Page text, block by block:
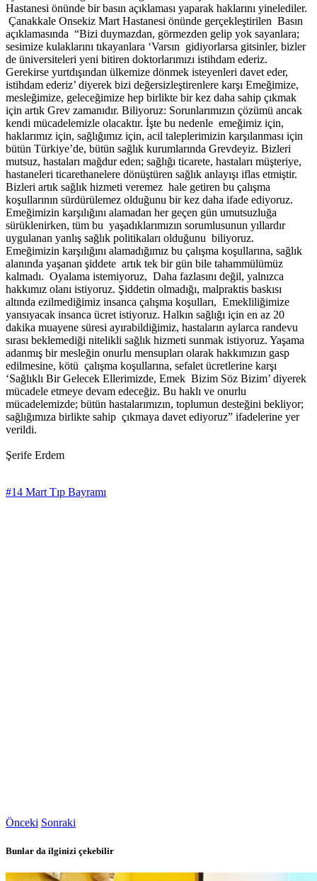
Hastanesi önünde bir basın açıklaması yaparak haklarını yinelediler.
Çanakkale Onsekiz Mart Hastanesi önünde gerçekleştirilen Basın
açıklamasında “Bizi duymazdan, görmezden gelip yok sayanlara;
sesimize kulaklarını tıkayanlara ‘Varsın gidiyorlarsa gitsinler, bizler
de üniversiteleri yeni bitiren doktorlarımızı istihdam ederiz.
Gerekirse yurtdışından ülkemize dönmek isteyenleri davet eder,
istihdam ederiz’ diyerek bizi değersizleştirenlere karşı Emeğimize,
mesleğimize, geleceğimize hep birlikte bir kez daha sahip çıkmak
için artık Grev zamanıdır. Biliyoruz: Sorunlarımızın çözümü ancak
kendi mücadelemizle olacaktır. İşte bu nedenle emeğimiz için,
haklarımız için, sağlığımız için, acil taleplerimizin karşılanması için
bütün Türkiye’de, bütün sağlık kurumlarında Grevdeyiz. Bizleri
mutsuz, hastaları mağdur eden; sağlığı ticarete, hastaları müşteriye,
hastaneleri ticarethanelere dönüştüren sağlık anlayışı iflas etmiştir.
Bizleri artık sağlık hizmeti veremez hale getiren bu çalışma
koşullarının sürdürülemez olduğunu bir kez daha ifade ediyoruz.
Emeğimizin karşılığını alamadan her geçen gün umutsuzluğa
sürüklenirken, tüm bu yaşadıklarımızın sorumlusunun yıllardır
uygulanan yanlış sağlık politikaları olduğunu biliyoruz.
Emeğimizin karşılığını alamadığımız bu çalışma koşullarına, sağlık
alanında yaşanan şiddete artık tek bir gün bile tahammülümüz
kalmadı. Oyalama istemiyoruz, Daha fazlasını değil, yalnızca
hakkımız olanı istiyoruz. Şiddetin olmadığı, malpraktis baskısı
altında ezilmediğimiz insanca çalışma koşulları, Emekliliğimize
yansıyacak insanca ücret istiyoruz. Halkın sağlığı için en az 20
dakika muayene süresi ayırabildiğimiz, hastaların aylarca randevu
sırası beklemediği nitelikli sağlık hizmeti sunmak istiyoruz. Yaşama
adanmış bir mesleğin onurlu mensupları olarak hakkımızın gasp
edilmesine, kötü çalışma koşullarına, sefalet ücretlerine karşı
‘Sağlıklı Bir Gelecek Ellerimizde, Emek Bizim Söz Bizim’ diyerek
mücadele etmeye devam edeceğiz. Bu haklı ve onurlu
mücadelemizde; bütün hastalarımızın, toplumun desteğini bekliyor;
sağlığımıza birlikte sahip çıkmaya davet ediyoruz” ifadelerine yer
verildi.
Şerife Erdem
#14 Mart Tıp Bayramı
Önceki Sonraki
Bunlar da ilginizi çekebilir